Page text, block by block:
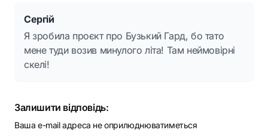
Сергій
Я зробила проєкт про Бузький Гард, бо тато
мене туди возив минулого літа! Там неймовірні
скелі!
Залишити відповідь:
Ваша e-mail адреса не оприлюднюватиметься